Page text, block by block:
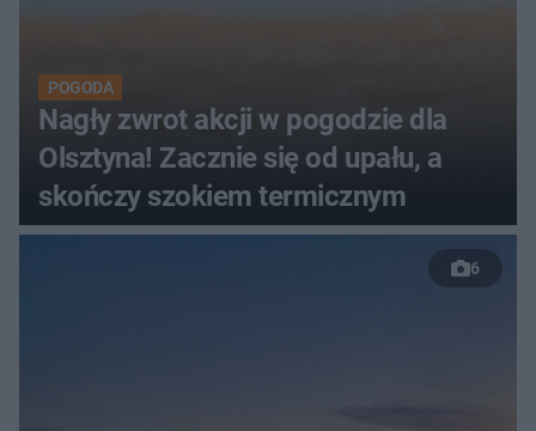
POGODA
Nagły zwrot akcji w pogodzie dla
Olsztyna! Zacznie się od upału, a
skończy szokiem termicznym
6